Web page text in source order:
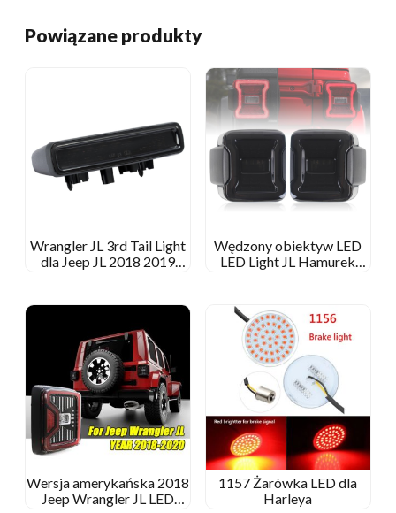
Powiązane produkty
Wrangler JL 3rd Tail Light
dla Jeep JL 2018 2019
Wędzony obiektyw LED
LED Light JL Hamurek
Wersja amerykańska 2018
Jeep Wrangler JL LED
1157 Żarówka LED dla
Harleya